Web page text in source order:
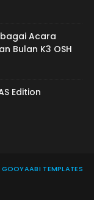
Acara
Bulan K3 OSH
Edition
GOOYAABI TEMPLATES